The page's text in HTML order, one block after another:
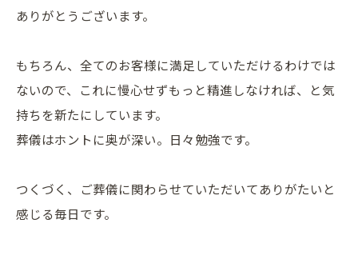
ありがとうございます。
もちろん、全てのお客様に満足していただけるわけでは
ないので、これに慢心せずもっと精進しなければ、と気
持ちを新たにしています。
葬儀はホントに奥が深い。日々勉強です。
つくづく、ご葬儀に関わらせていただいてありがたいと
感じる毎日です。